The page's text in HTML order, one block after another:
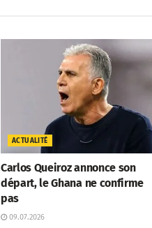
ACTUALITÉ
Carlos Queiroz annonce son
départ, le Ghana ne confirme
pas
09.07.2026